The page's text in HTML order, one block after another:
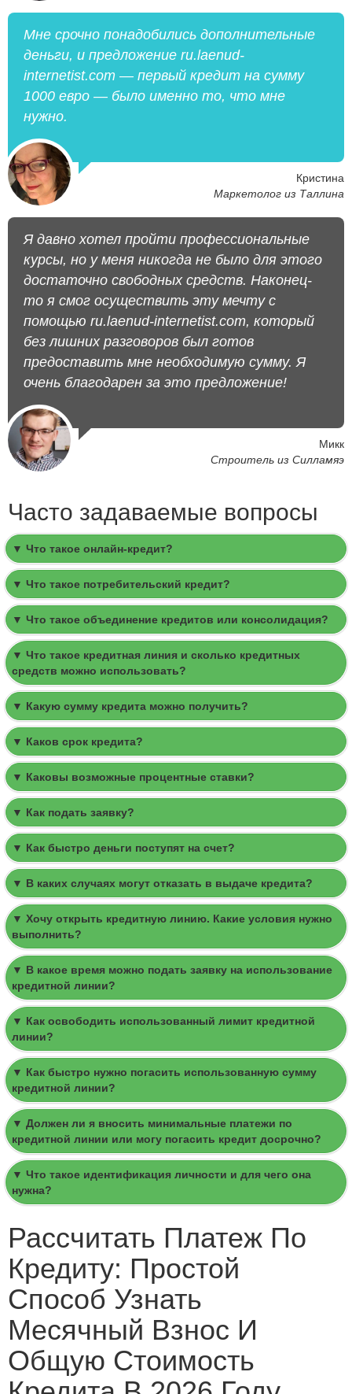
Мне срочно понадобились дополнительные
деньги, и предложение ru.laenud-
internetist.com — первый кредит на сумму
1000 евро — было именно то, что мне
нужно.
Кристина
Маркетолог из Таллина
Я давно хотел пройти профессиональные
курсы, но у меня никогда не было для этого
достаточно свободных средств. Наконец-
то я смог осуществить эту мечту с
помощью ru.laenud-internetist.com, который
без лишних разговоров был готов
предоставить мне необходимую сумму. Я
очень благодарен за это предложение!
Микк
Строитель из Силламяэ
Часто задаваемые вопросы
▼ Что такое онлайн-кредит?
▼ Что такое потребительский кредит?
▼ Что такое объединение кредитов или консолидация?
▼ Что такое кредитная линия и сколько кредитных
средств можно использовать?
▼ Какую сумму кредита можно получить?
▼ Каков срок кредита?
▼ Каковы возможные процентные ставки?
▼ Как подать заявку?
▼ Как быстро деньги поступят на счет?
▼ В каких случаях могут отказать в выдаче кредита?
▼ Хочу открыть кредитную линию. Какие условия нужно
выполнить?
▼ В какое время можно подать заявку на использование
кредитной линии?
▼ Как освободить использованный лимит кредитной
линии?
▼ Как быстро нужно погасить использованную сумму
кредитной линии?
▼ Должен ли я вносить минимальные платежи по
кредитной линии или могу погасить кредит досрочно?
▼ Что такое идентификация личности и для чего она
нужна?
Расcчитать Платеж По
Кредиту: Простой
Способ Узнать
Месячный Взнос И
Общую Стоимость